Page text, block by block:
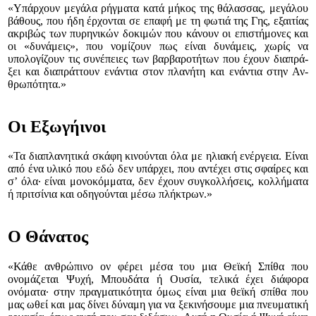
«Υπάρχουν μεγάλα ρήγματα κατά μήκος της θά­λασ­σας, μεγάλου
βάθους, που ήδη έρχονται σε ε­πα­φή με τη φωτιά της Γης, εξαιτίας
α­κρι­βώς των πυρηνικών δοκιμών που κά­νουν οι επι­στή­μονες και
οι «δυνάμεις», που νομίζουν πως εί­ναι δυ­νά­μεις, χωρίς να
υπολογίζουν τις συ­νέ­πει­ες των βαρβαρο­τή­των που έχουν δια­πρά­
ξει και δια­πράτ­τουν ε­νά­ντια στον πλα­νή­τη και ενάντια στην Αν­
θρω­πό­τητα.»
Οι Εξωγήινοι
«Τα διαπλανητικά σκάφη κινούνται όλα με ηλια­κή ενέργεια. Είναι
από ένα υλικό που εδώ δεν υ­πάρχει, που αντέχει στις σφαίρες και
σ’ όλα∙ εί­ναι μονοκόμματα, δεν έχουν συγκολλήσεις, κολ­λήματα
ή πριτσίνια και οδηγούνται μέσω πλή­κ­τρων.»
O Θάνατος
«Κάθε ανθρώπινο ον φέρει μέσα του μια Θε­ϊκή Σπίθα που
ονομάζεται Ψυχή, Μπουδάτα ή Ου­σία, τελικά έχει διάφορα
ονόματα∙ στην πραγ­μα­τικότητα όμως είναι μια θεϊκή σπίθα που
μας ω­θεί και μας δίνει δύναμη για να ξεκινήσουμε μια πνευματική